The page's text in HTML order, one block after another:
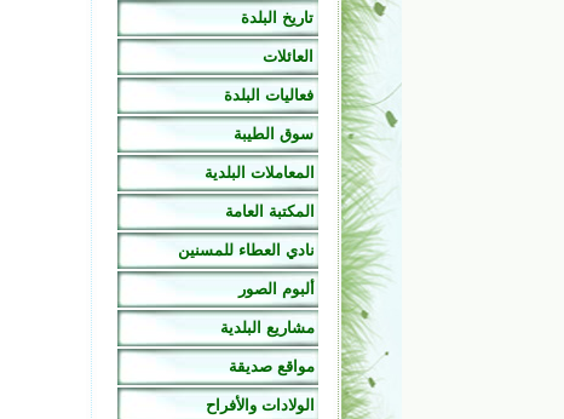
تاريخ البلدة
العائلات
فعاليات البلدة
سوق الطيبة
المعاملات البلدية
المكتبة العامة
نادي العطاء للمسنين
ألبوم الصور
مشاريع البلدية
مواقع صديقة
الولادات والأفراح